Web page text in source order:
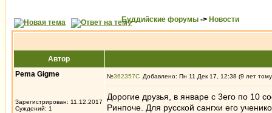
Буддийские форумы -> Новости
Автор
Pema Gigme
Зарегистрирован: 11.12.2017
Суждений: 1
№362357 Добавлено: Пн 11 Дек 17, 12:38 (9 лет
Дорогие друзья, в январе с 3его по 10
Ринпоче. Для русской сангхи его